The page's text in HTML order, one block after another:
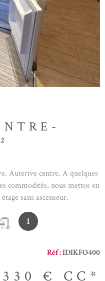
Auterive centre. A quelques
commodités, nous mettos en
sans ascenseur.
pièce de vie. A VOIR
1
Réf :IDIKFO400
330 € CC*